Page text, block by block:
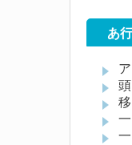
あ行